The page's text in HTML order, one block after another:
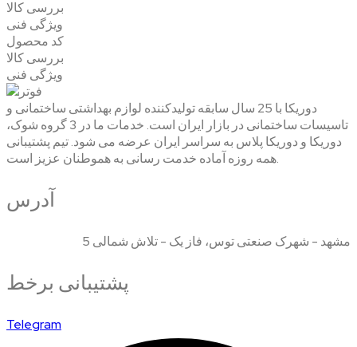
بررسی کالا
ویژگی فنی
کد محصول
بررسی کالا
ویژگی فنی
دوریکا با 25 سال سابقه تولیدکننده لوازم بهداشتی ساختمانی و
تاسیسات ساختمانی در بازار ایران است. خدمات ما در 3 گروه شوک،
دوریکا و دوریکا پلاس به سراسر ایران عرضه می شود. تیم پشتیبانی
همه روزه آماده خدمت رسانی به هموطنان عزیز است.
آدرس
مشهد - شهرک صنعتی توس، فاز یک - تلاش شمالی 5
پشتیبانی برخط
Telegram